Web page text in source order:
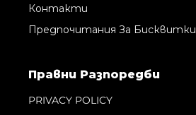
Контакти
Предпочитания За Бисквитки
Правни Pазпоредби
PRIVACY POLICY